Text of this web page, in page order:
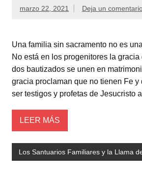
marzo 22, 2021 Deja un
Una familia sin sacramento no es
No está en los progenitores la
dos bautizados se unen en
gracia proclaman que no tienen Fe y
ser testigos y profetas de Jesucristo
LEER MÁS
Los Santuarios Familiares y la Llama